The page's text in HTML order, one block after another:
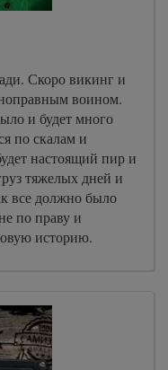
Скоро викинг и
воином.
и будет много
по скалам и
настоящий пир и
тяжелых дней и
все должно было
по праву и
историю.